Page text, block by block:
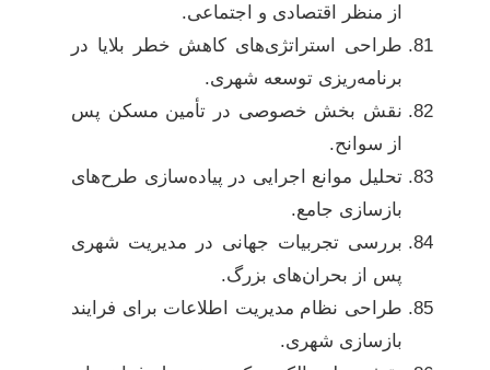
از منظر اقتصادی و اجتماعی.
طراحی استراتژی‌های کاهش خطر بلایا در
برنامه‌ریزی توسعه شهری.
نقش بخش خصوصی در تأمین مسکن پس
از سوانح.
تحلیل موانع اجرایی در پیاده‌سازی طرح‌های
بازسازی جامع.
بررسی تجربیات جهانی در مدیریت شهری
پس از بحران‌های بزرگ.
طراحی نظام مدیریت اطلاعات برای فرایند
بازسازی شهری.